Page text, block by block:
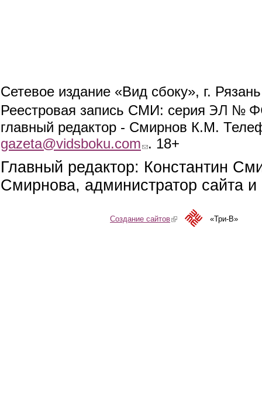
Сетевое издание «Вид сбоку», г.
Реестровая запись СМИ: серия ЭЛ №
главный редактор - Смирнов К.М.
gazeta@vidsboku.com (link sends e-mail)
. 18+
Главный редактор: Константин
Смирнова, администратор сайта
Создание сайтов(link is external)«Три-В»